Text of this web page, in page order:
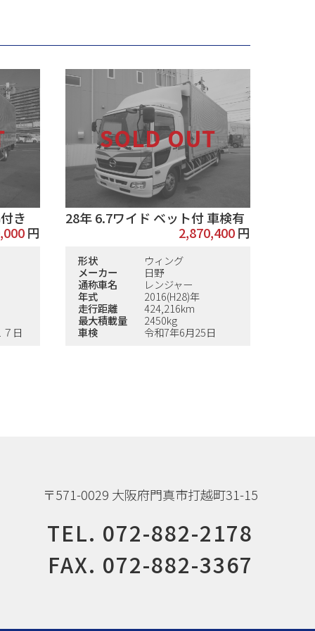
き
円
日
28年 6.7ワイド ベット付 車検有
2,870,400円
形状
ウィング
メーカー
日野
通称車名
レンジャー
年式
2016(H28)年
走行距離
424,216km
最大積載量
2450kg
車検
令和7年6月25日
〒571-0029 大阪府門真市打越町31-15
TEL. 072-882-2178
FAX. 072-882-3367